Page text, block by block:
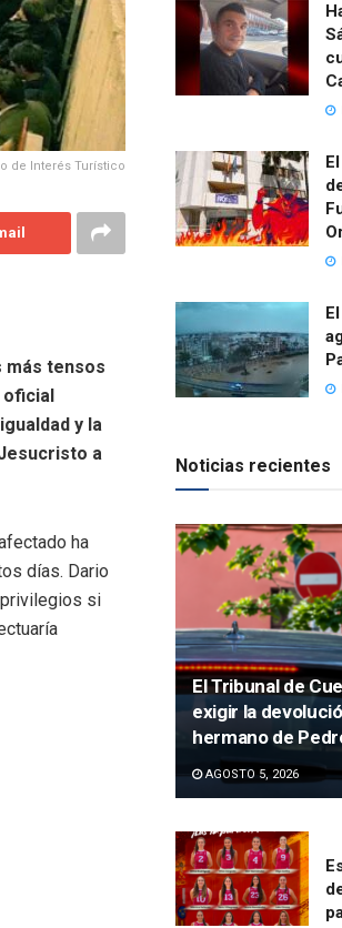
de Interés Turístico
más tensos
igualdad y la
a
ha
días. Dario
privilegios si
Noticias recientes
El Tribunal de
exigir la
hermano de
AGOSTO 5, 2026